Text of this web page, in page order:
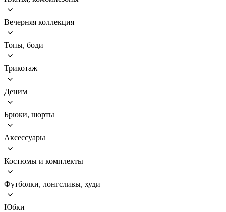
Вечерняя коллекция
Топы, боди
Трикотаж
Деним
Брюки, шорты
Аксессуары
Костюмы и комплекты
Футболки, лонгсливы, худи
Юбки